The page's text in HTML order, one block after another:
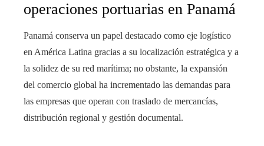
operaciones portuarias en Panamá
Panamá conserva un papel destacado como eje logístico
en América Latina gracias a su localización estratégica y a
la solidez de su red marítima; no obstante, la expansión
del comercio global ha incrementado las demandas para
las empresas que operan con traslado de mercancías,
distribución regional y gestión documental.